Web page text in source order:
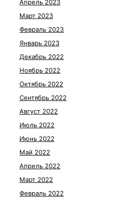
Апрель 2023
Март 2023
Февраль 2023
Январь 2023
Декабрь 2022
Ноябрь 2022
Октябрь 2022
Сентябрь 2022
Август 2022
Июль 2022
Июнь 2022
Май 2022
Апрель 2022
Март 2022
Февраль 2022